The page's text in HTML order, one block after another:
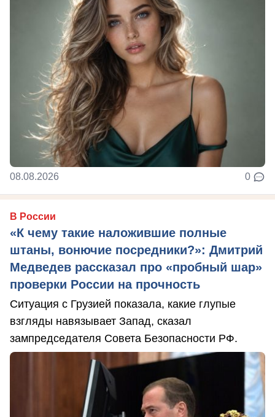
08.08.2026 0
В России
«К чему такие наложившие полные
штаны, вонючие посредники?»: Дмитрий
Медведев рассказал про «пробный шар»
проверки России на прочность
Ситуация с Грузией показала, какие глупые
взгляды навязывает Запад, сказал
зампредседателя Совета Безопасности РФ.